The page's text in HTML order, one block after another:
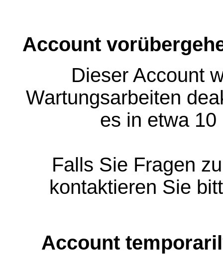
Account
Dieser Account
Wartungsarbeiten
es in etwa
Falls Sie Fragen
kontaktieren Sie
Account